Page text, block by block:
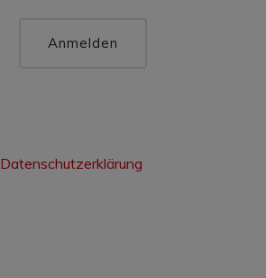
Anmelden
Datenschutzerklärung